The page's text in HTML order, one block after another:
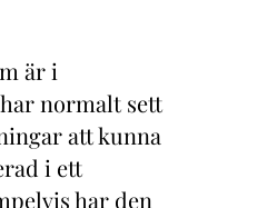
är i
normalt sett
att kunna
i ett
har den